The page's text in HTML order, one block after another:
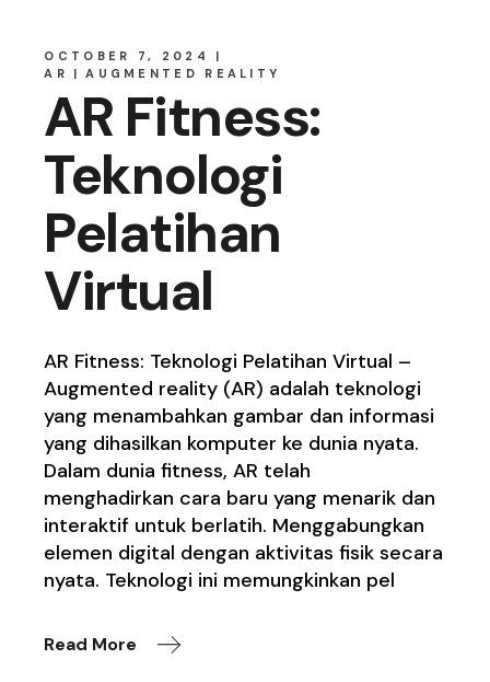
OCTOBER 7, 2024
AR
AUGMENTED REALITY
AR Fitness:
Teknologi
Pelatihan
Virtual
AR Fitness: Teknologi Pelatihan Virtual –
Augmented reality (AR) adalah teknologi
yang menambahkan gambar dan informasi
yang dihasilkan komputer ke dunia nyata.
Dalam dunia fitness, AR telah
menghadirkan cara baru yang menarik dan
interaktif untuk berlatih. Menggabungkan
elemen digital dengan aktivitas fisik secara
nyata. Teknologi ini memungkinkan pel
Read More